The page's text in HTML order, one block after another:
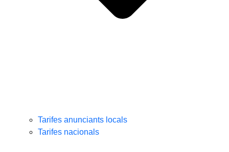
Tarifes anunciants locals
Tarifes nacionals